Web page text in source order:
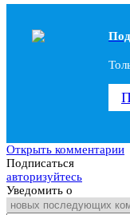
Открыть комментарии
Подписаться
авторизуйтесь
Уведомить о